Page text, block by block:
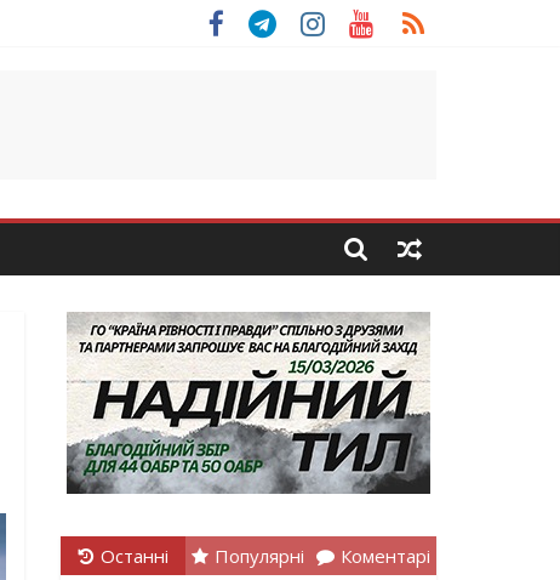
Останні Популярні Коментарі